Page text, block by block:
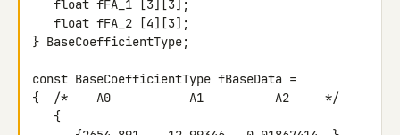
} BaseCoefficientType;
const BaseCoefficientType fBaseData =
{  /*    A0           A1          A2     */